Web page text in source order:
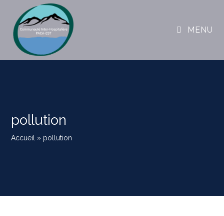
MENU
pollution
Accueil » pollution